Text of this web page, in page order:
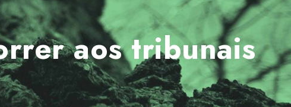
aos tribunais